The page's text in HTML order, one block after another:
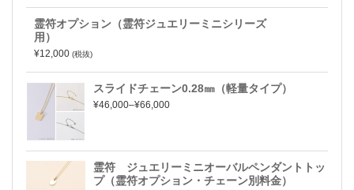
霊符オプション（霊符ジュエリーミニシリーズ
用）
¥12,000 (税抜)
スライドチェーン0.28㎜（軽量タイプ）
¥46,000–¥66,000
霊符 ジュエリーミニオーバルペンダントトッ
プ（霊符オプション・チェーン別料金）